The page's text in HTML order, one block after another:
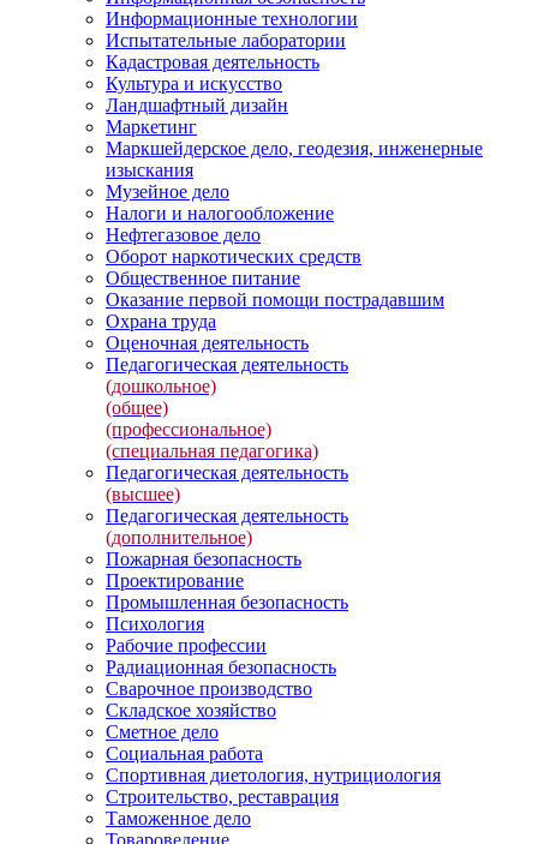
Информационные технологии
Испытательные лаборатории
Кадастровая деятельность
Культура и искусство
Ландшафтный дизайн
Маркетинг
Маркшейдерское дело, геодезия, инженерные
изыскания
Музейное дело
Налоги и налогообложение
Нефтегазовое дело
Оборот наркотических средств
Общественное питание
Оказание первой помощи пострадавшим
Охрана труда
Оценочная деятельность
Педагогическая деятельность
(дошкольное)
(общее)
(профессиональное)
(специальная педагогика)
Педагогическая деятельность
(высшее)
Педагогическая деятельность
(дополнительное)
Пожарная безопасность
Проектирование
Промышленная безопасность
Психология
Рабочие профессии
Радиационная безопасность
Сварочное производство
Складское хозяйство
Сметное дело
Социальная работа
Спортивная диетология, нутрициология
Строительство, реставрация
Таможенное дело
Товароведение